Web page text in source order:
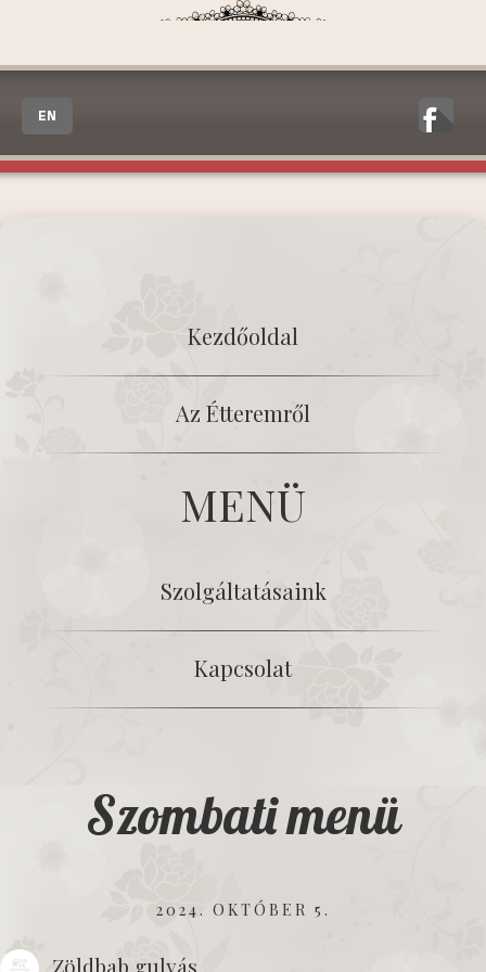
EN
Kezdőoldal
Az Étteremről
MENÜ
Szolgáltatásaink
Kapcsolat
Szombati menü
2024. OKTÓBER 5.
Zöldbab gulyás